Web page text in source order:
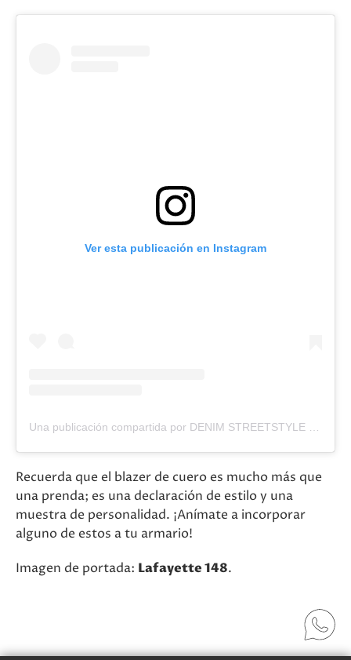
Ver esta publicación en Instagram
Recuerda que el blazer de cuero es mucho más que
una prenda; es una declaración de estilo y una
muestra de personalidad. ¡Anímate a incorporar
alguno de estos a tu armario!
Imagen de portada: Lafayette 148.